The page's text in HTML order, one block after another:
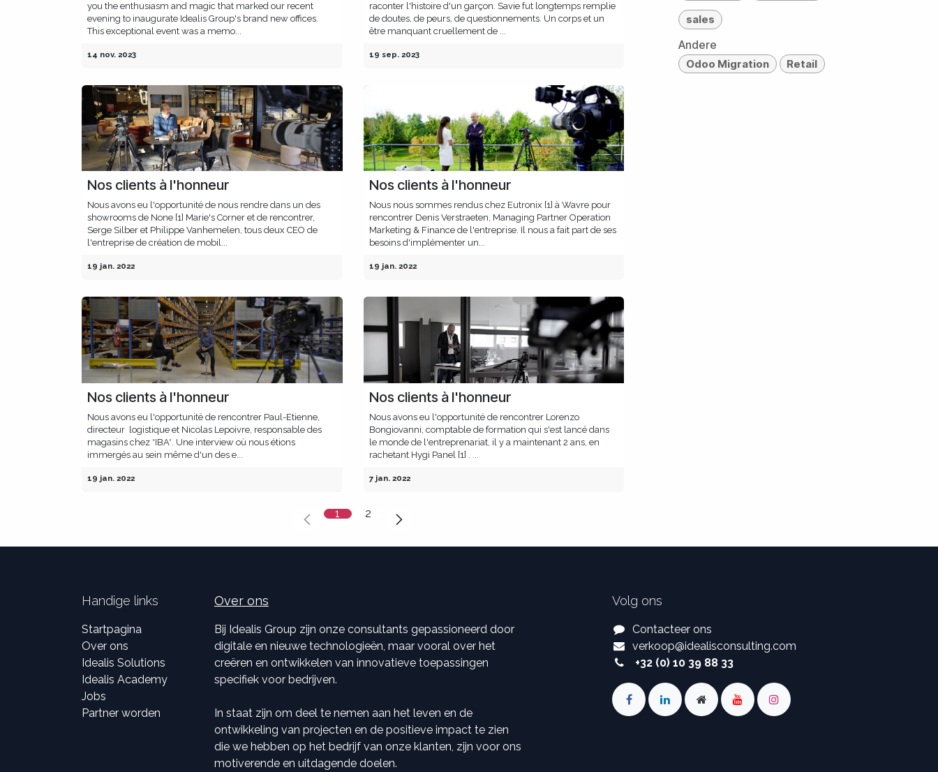
you the enthusiasm and magic that marked our recent
evening to inaugurate Idealis Group's brand new offices.
This exceptional event was a memo...
14 nov. 2023
raconter l'histoire d'un garçon. Savie fut longtemps remplie
de doutes, de peurs, de questionnements. Un corps et un
être manquant cruellement de ...
19 sep. 2023
Nos clients à l'honneur
Nous avons eu l'opportunité de nous rendre dans un des
showrooms de None [1] Marie's Corner et de rencontrer,
Serge Silber et Philippe Vanhemelen, tous deux CEO de
l'entreprise de création de mobil...
19 jan. 2022
Nos clients à l'honneur
Nous nous sommes rendus chez Eutronix [1] à Wavre pour
rencontrer Denis Verstraeten, Managing Partner Operation
Marketing & Finance de l'entreprise. Il nous a fait part de ses
besoins d'implémenter un...
19 jan. 2022
Nos clients à l'honneur
Nous avons eu l'opportunité de rencontrer Paul-Etienne,
directeur logistique et Nicolas Lepoivre, responsable des
magasins chez *IBA*. Une interview où nous étions
immergés au sein même d'un des e...
19 jan. 2022
Nos clients à l'honneur
Nous avons eu l'opportunité de rencontrer Lorenzo
Bongiovanni, comptable de formation qui s'est lancé dans
le monde de l'entreprenariat, il y a maintenant 2 ans, en
rachetant Hygi Panel [1] . ...
7 jan. 2022
1 2
sales
Andere
Odoo Migration Retail
Handige links
Startpagina
Over ons
Idealis Solutions
Idealis Academy
Jobs
Partner worden
Over ons
Bij Idealis Group zijn onze consultants gepassioneerd door
digitale en nieuwe technologieën, maar vooral over het
creëren en ontwikkelen van innovatieve toepassingen
specifiek voor bedrijven.
In staat zijn om deel te nemen aan het leven en de
ontwikkeling van projecten en de positieve impact te zien
die we hebben op het bedrijf van onze klanten, zijn voor ons
motiverende en uitdagende doelen.
Volg ons
Contacteer ons
verkoop@idealisconsulting.com
+32 (0) 10 39 88 33